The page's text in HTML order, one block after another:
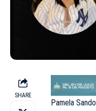
SHARE
Pamela